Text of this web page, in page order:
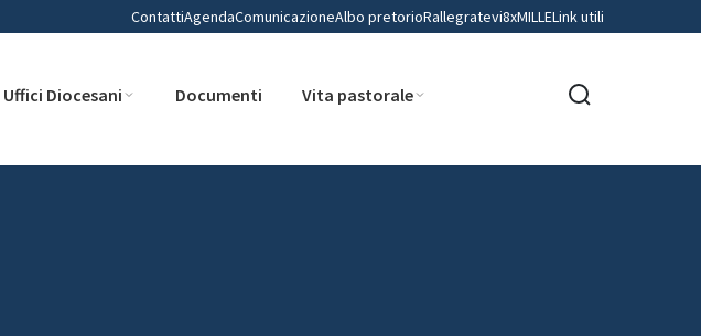
ContattiAgendaComunicazioneAlbo pretorioRallegratevi8xMILLELink utili
Uffici Diocesani Documenti Vita pastorale